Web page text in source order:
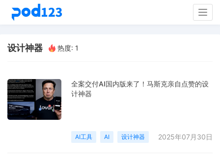
设计神器 热度: 1
全案交付AI国内版来了！马斯克亲自点赞的设
计神器
AI工具 AI 设计神器 2025年07月30日